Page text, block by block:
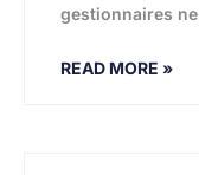
gestionnaires
READ MORE »